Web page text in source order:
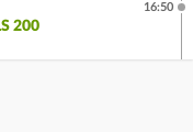
200
16:50